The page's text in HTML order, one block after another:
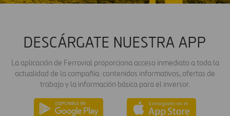
DESCÁRGATE NUESTRA APP
La aplicación de Ferrovial proporciona acceso inmediato a toda la
actualidad de la compañía: contenidos informativos, ofertas de
trabajo y la información básica para el inversor.